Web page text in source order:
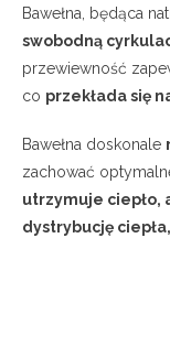
Bawełna, będąca
swobodną
przewiewność
co przekłada się
Bawełna doskonale
zachować
utrzymuje ciepło,
dystrybucję